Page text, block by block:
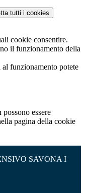
tutti i cookies
cookie consentire.
il funzionamento della
al funzionamento potete
essere
pagina della cookie
SAVONA I